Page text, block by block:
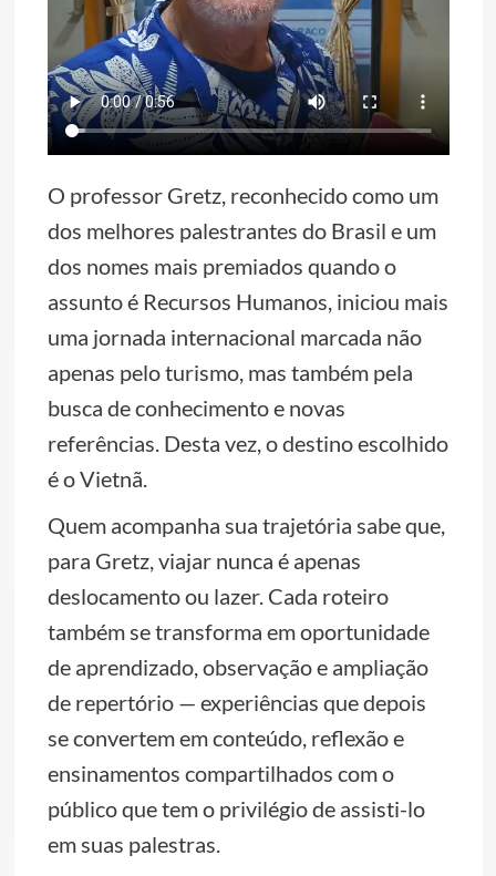
O professor Gretz, reconhecido como um
dos melhores palestrantes do Brasil e um
dos nomes mais premiados quando o
assunto é Recursos Humanos, iniciou mais
uma jornada internacional marcada não
apenas pelo turismo, mas também pela
busca de conhecimento e novas
referências. Desta vez, o destino escolhido
é o Vietnã.
Quem acompanha sua trajetória sabe que,
para Gretz, viajar nunca é apenas
deslocamento ou lazer. Cada roteiro
também se transforma em oportunidade
de aprendizado, observação e ampliação
de repertório — experiências que depois
se convertem em conteúdo, reflexão e
ensinamentos compartilhados com o
público que tem o privilégio de assisti-lo
em suas palestras.